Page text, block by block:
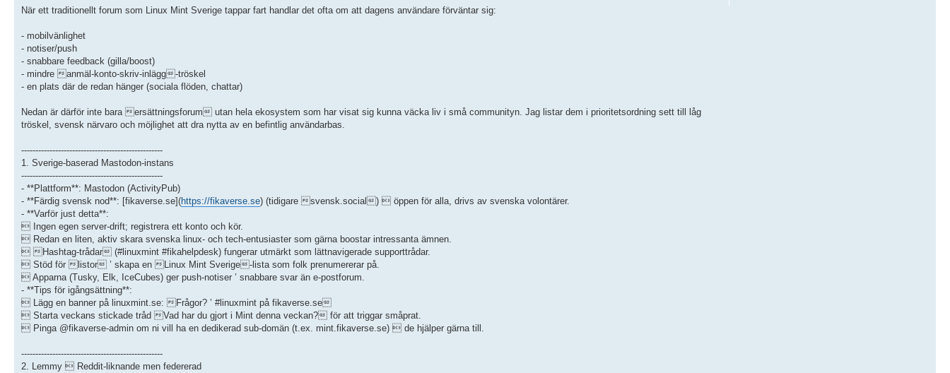
När ett traditionellt forum som Linux Mint Sverige tappar fart handlar det ofta om att dagens användare förväntar sig:
- mobilvänlighet
- notiser/push
- snabbare feedback (gilla/boost)
- mindre anmäl-konto-skriv-inlägg-tröskel
- en plats där de redan hänger (sociala flöden, chattar)
Nedan är därför inte bara ersättningsforum utan hela ekosystem som har visat sig kunna väcka liv i små communityn. Jag listar dem i prioritetsordning sett till låg
tröskel, svensk närvaro och möjlighet att dra nytta av en befintlig användarbas.
--------------------------------------------------
1. Sverige-baserad Mastodon-instans
--------------------------------------------------
- **Plattform**: Mastodon (ActivityPub)
- **Färdig svensk nod**: [fikaverse.se](https://fikaverse.se) (tidigare svensk.social)  öppen för alla, drivs av svenska volontärer.
- **Varför just detta**:
 Ingen egen server-drift; registrera ett konto och kör.
 Redan en liten, aktiv skara svenska linux- och tech-entusiaster som gärna boostar intressanta ämnen.
 Hashtag-trådar (#linuxmint #fikahelpdesk) fungerar utmärkt som lättnavigerade supporttrådar.
 Stöd för listor ’ skapa en Linux Mint Sverige-lista som folk prenumererar på.
 Apparna (Tusky, Elk, IceCubes) ger push-notiser ’ snabbare svar än e-postforum.
- **Tips för igångsättning**:
 Lägg en banner på linuxmint.se: Frågor? ’ #linuxmint på fikaverse.se
 Starta veckans stickade tråd Vad har du gjort i Mint denna veckan? för att triggar småprat.
 Pinga @fikaverse-admin om ni vill ha en dedikerad sub-domän (t.ex. mint.fikaverse.se)  de hjälper gärna till.
--------------------------------------------------
2. Lemmy  Reddit-liknande men federerad